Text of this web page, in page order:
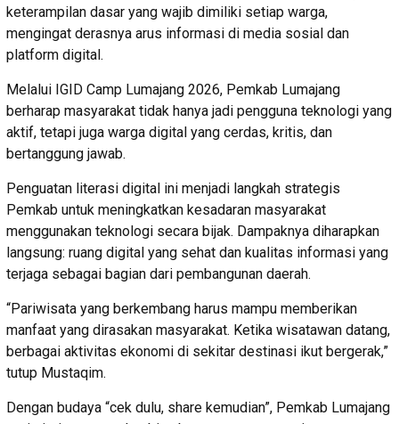
keterampilan dasar yang wajib dimiliki setiap warga,
mengingat derasnya arus informasi di media sosial dan
platform digital.
Melalui IGID Camp Lumajang 2026, Pemkab Lumajang
berharap masyarakat tidak hanya jadi pengguna teknologi yang
aktif, tetapi juga warga digital yang cerdas, kritis, dan
bertanggung jawab.
Penguatan literasi digital ini menjadi langkah strategis
Pemkab untuk meningkatkan kesadaran masyarakat
menggunakan teknologi secara bijak. Dampaknya diharapkan
langsung: ruang digital yang sehat dan kualitas informasi yang
terjaga sebagai bagian dari pembangunan daerah.
“Pariwisata yang berkembang harus mampu memberikan
manfaat yang dirasakan masyarakat. Ketika wisatawan datang,
berbagai aktivitas ekonomi di sekitar destinasi ikut bergerak,”
tutup Mustaqim.
Dengan budaya “cek dulu, share kemudian”, Pemkab Lumajang